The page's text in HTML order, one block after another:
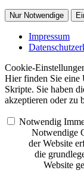
Nur Notwendige
Impressum
Cookie-
Hier finden Sie eine
Skripte. Sie haben
akzeptieren oder zu
Notwendig
Notwendige
der Website
die
Website